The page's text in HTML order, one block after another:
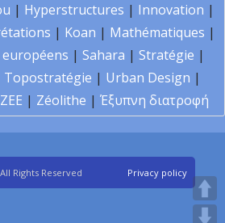
| Hyperstructures | Innovation |
| Koan | Mathématiques |
européens | Sahara | Stratégie |
Topostratégie | Urban Design |
ZEE | Zéolithe | Έξυπνη διατροφή
Rights Reserved Privacy policy